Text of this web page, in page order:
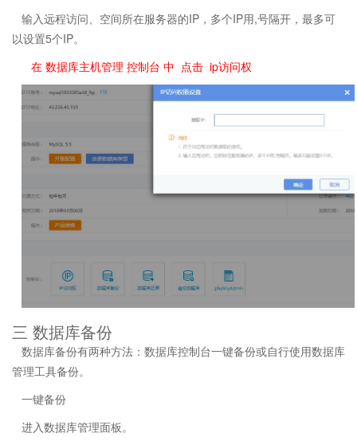
输入远程访问、空间所在服务器的IP，多个IP用,号隔开，最多可
以设置5个IP。
在 数据库主机管理 控制台 中 点击 ip访问权
三 数据库备份
数据库备份有两种方法：数据库控制台一键备份或自行使用数据库
管理工具备份。
一键备份
进入数据库管理面板。